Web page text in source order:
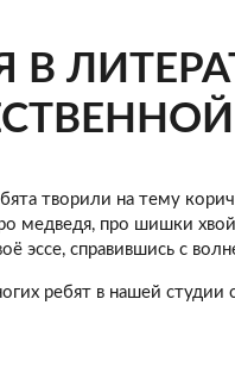
В
творили на тему
медведя, про шишки
эссе, справившись с
ребят в нашей студии